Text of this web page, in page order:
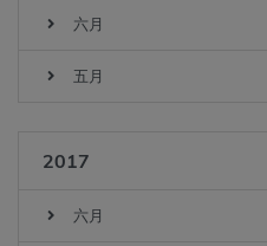
六月
五月
2017
六月